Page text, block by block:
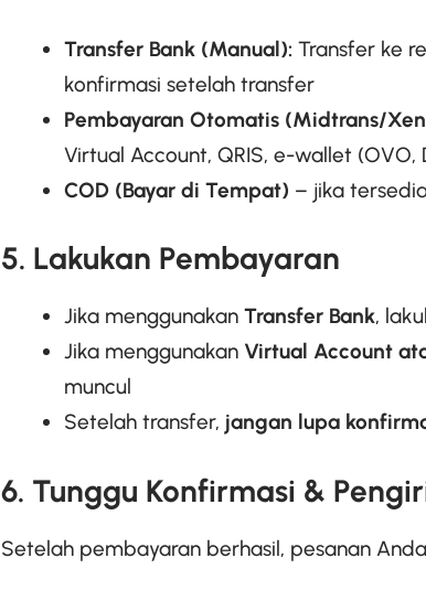
Transfer Bank (Manual): Transfer ke
konfirmasi setelah transfer
Pembayaran Otomatis (Midtrans/
Virtual Account, QRIS, e-wallet
COD (Bayar di Tempat) – jika
5. Lakukan Pembayaran
Jika menggunakan Transfer Bank,
Jika menggunakan Virtual Account
muncul
Setelah transfer, jangan lupa
6. Tunggu Konfirmasi &
Setelah pembayaran berhasil, pesanan